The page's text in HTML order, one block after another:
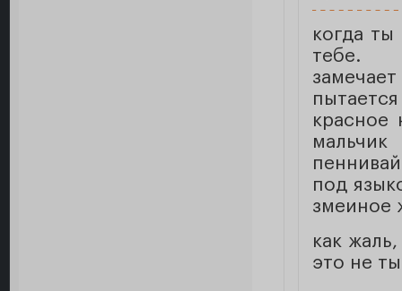
когда
тебе.
красное
под
змеиное
как
это не